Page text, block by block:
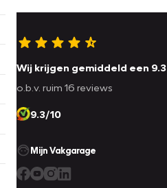
Wij krijgen gemiddeld een 9.3
o.b.v. ruim 16 reviews
9.3/10
Mijn Vakgarage